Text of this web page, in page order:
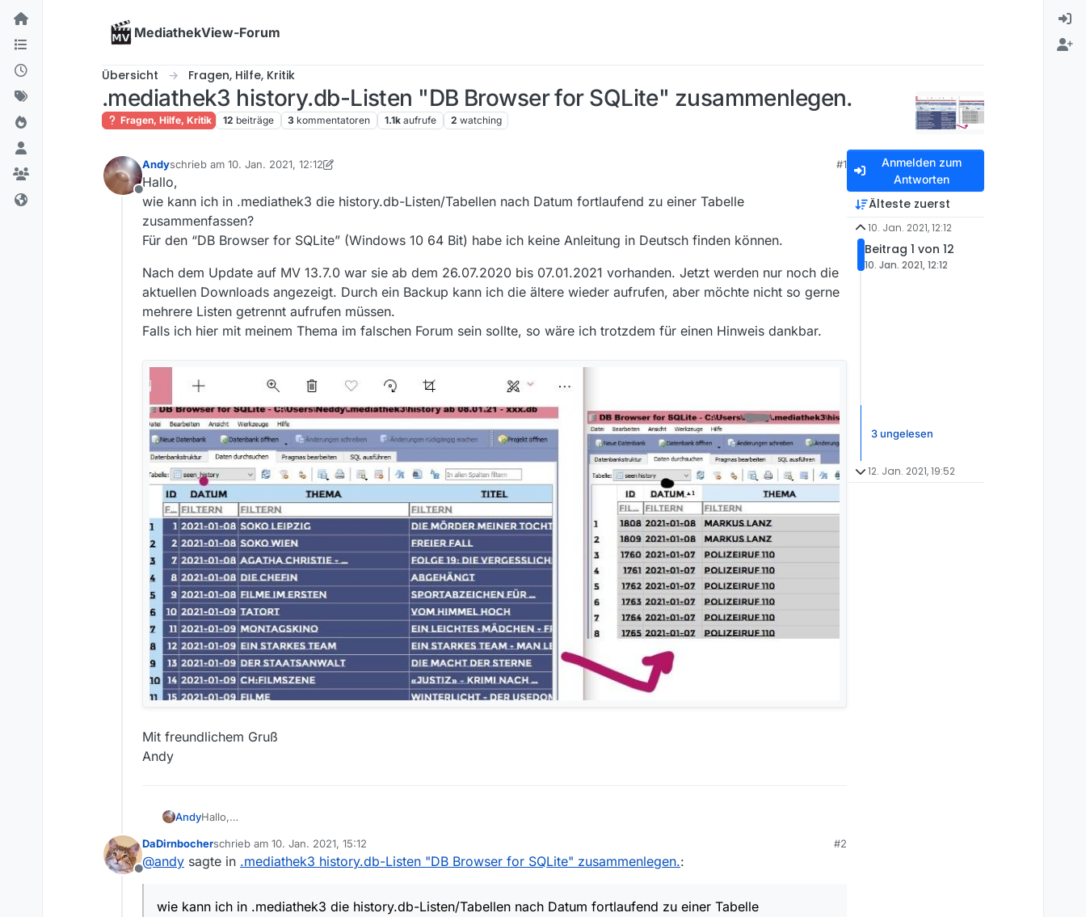
Skip to content
MediathekView-Forum
Übersicht Fragen, Hilfe, Kritik
.mediathek3 history.db-Listen "DB Browser for SQLite" zusammenlegen.
Fragen, Hilfe, Kritik 12 beiträge 3 kommentatoren 1.1k aufrufe 2 watching
Offline
Andyschrieb am 10. Jan. 2021, 12:12
zuletzt editiert von Andy1. Okt. 2021, 13:15
#1
Hallo,
wie kann ich in .mediathek3 die history.db-Listen/Tabellen nach Datum fortlaufend zu einer Tabelle
zusammenfassen?
Für den “DB Browser for SQLite” (Windows 10 64 Bit) habe ich keine Anleitung in Deutsch finden können.
Nach dem Update auf MV 13.7.0 war sie ab dem 26.07.2020 bis 07.01.2021 vorhanden. Jetzt werden nur noch die
aktuellen Downloads angezeigt. Durch ein Backup kann ich die ältere wieder aufrufen, aber möchte nicht so gerne
mehrere Listen getrennt aufrufen müssen.
Falls ich hier mit meinem Thema im falschen Forum sein sollte, so wäre ich trotzdem für einen Hinweis dankbar.
Mit freundlichem Gruß
Andy
AndyHallo,
Nach dem Update auf MV 13.7.0 war sie ab dem 26.07.2020 bis 07.01.2021 vorhanden. Jetzt werden nur noch die aktuellen
Downloads angezeigt. Durch ein Backup kann ich die ältere wieder aufrufen, aber möchte nicht so gerne mehrere Listen
Offline
DaDirnbocherschrieb am 10. Jan. 2021, 15:12
zuletzt editiert von
#2
@andy sagte in .mediathek3 history.db-Listen "DB Browser for SQLite" zusammenlegen.:
wie kann ich in .mediathek3 die history.db-Listen/Tabellen nach Datum fortlaufend zu einer Tabelle
Anmelden zum
Antworten
Älteste zuerst
10. Jan. 2021, 12:12
Beitrag 1 von 12
10. Jan. 2021, 12:12
3 ungelesen
12. Jan. 2021, 19:52